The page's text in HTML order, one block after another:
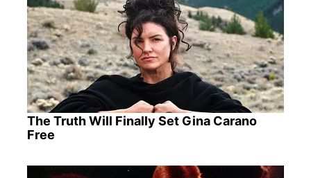
The Truth Will Finally Set Gina Carano
Free